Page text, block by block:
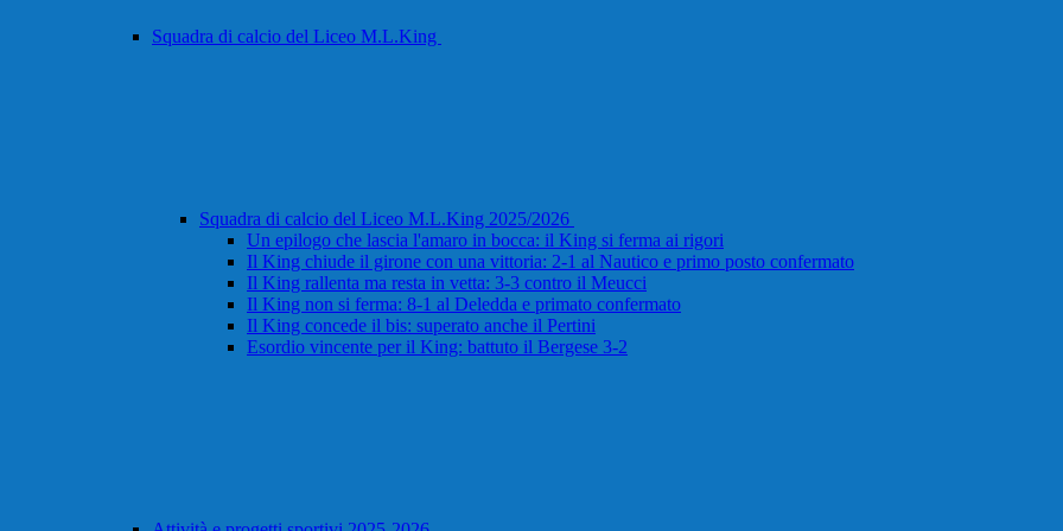
Squadra di calcio del Liceo M.L.King
Squadra di calcio del Liceo M.L.King 2025/2026
Un epilogo che lascia l'amaro in bocca: il King si ferma ai rigori
Il King chiude il girone con una vittoria: 2-1 al Nautico e primo posto confermato
Il King rallenta ma resta in vetta: 3-3 contro il Meucci
Il King non si ferma: 8-1 al Deledda e primato confermato
Il King concede il bis: superato anche il Pertini
Esordio vincente per il King: battuto il Bergese 3-2